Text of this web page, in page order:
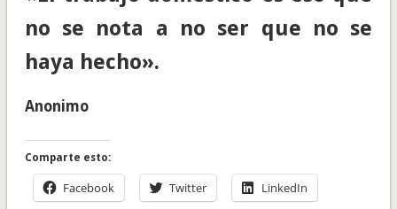
no se nota a no ser que no se
haya hecho».
Anonimo
Comparte esto:
Facebook Twitter LinkedIn